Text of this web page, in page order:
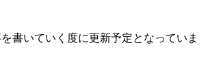
書いていく度に更新予定となっていま